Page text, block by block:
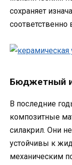
сохраняет
Бюджетный
В последние
композитные
силакрил. Они
устойчивы к
механическим